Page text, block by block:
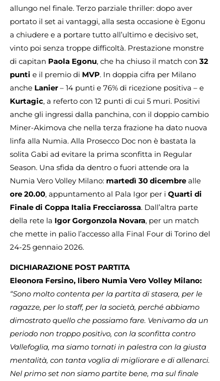
allungo nel finale. Terzo parziale thriller: dopo aver
portato il set ai vantaggi, alla sesta occasione è Egonu
a chiudere e a portare tutto all’ultimo e decisivo set,
vinto poi senza troppe difficoltà. Prestazione monstre
di capitan Paola Egonu, che ha chiuso il match con 32
punti e il premio di MVP. In doppia cifra per Milano
anche Lanier– 14 punti e 76% di ricezione positiva – e
Kurtagic, a referto con 12 punti di cui 5 muri. Positivi
anche gli ingressi dalla panchina, con il doppio cambio
Miner-Akimova che nella terza frazione ha dato nuova
linfa alla Numia. Alla Prosecco Doc non è bastata la
solita Gabi ad evitare la prima sconfitta in Regular
Season. Una sfida da dentro o fuori attende ora la
Numia Vero Volley Milano: martedì 30 dicembre alle
ore 20.00, appuntamento al Pala Igor per i Quarti di
Finale di Coppa Italia Frecciarossa. Dall’altra parte
della rete la Igor Gorgonzola Novara, per un match
che mette in palio l’accesso alla Final Four di Torino del
24-25 gennaio 2026.
DICHIARAZIONE POST PARTITA
Eleonora Fersino, libero Numia Vero Volley Milano:
“Sono molto contenta per la partita di stasera, per le
ragazze, per lo staff, per la società, perché abbiamo
dimostrato quello che possiamo fare. Venivamo da un
periodo non troppo positivo, con la sconfitta contro
Vallefoglia, ma siamo tornati in palestra con la giusta
mentalità, con tanta voglia di migliorare e di allenarci.
Nel primo set non siamo partite bene, ma sul finale